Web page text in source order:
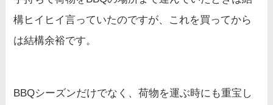
構ヒイヒイ言っていたのですが、これを買ってから
は結構余裕です。
BBQシーズンだけでなく、荷物を運ぶ時にも重宝し